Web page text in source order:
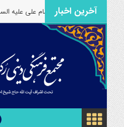
آخرین اخبار ۞ ولادت امام علی علیه السلام مبارک